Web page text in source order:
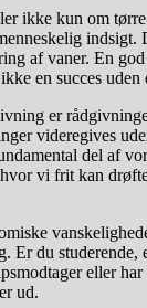
ikke kun om
indsigt.
af vaner. En
en succes uden
er
videregives
del af
vi frit kan
Er du studerende,
eller har
ud.